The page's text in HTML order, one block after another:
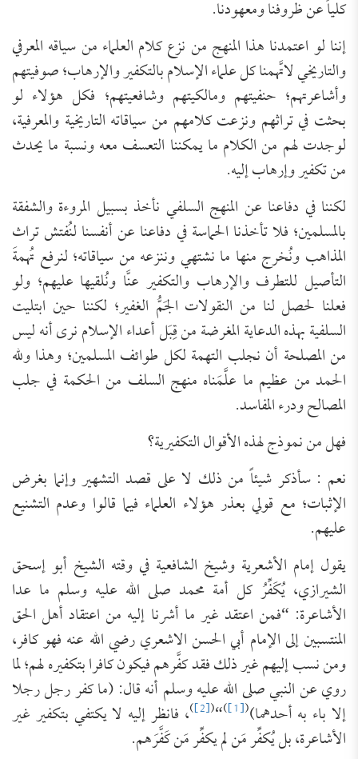
كلياً عن ظروفنا ومعهودنا.
إننا لو اعتمدنا هذا المنهج من نزع كلام العلماء من سياقه المعرفي
والتاريخي لاتَّهمنا كل علماء الإسلام بالتكفير والإرهاب؛ صوفيتهم
وأشاعرتهم؛ حنفيتهم ومالكيتهم وشافعيتهم؛ فكل هؤلاء لو
بحثت في تراثهم ونزعت كلامهم من سياقاته التاريخية والمعرفية،
لوجدت لهم من الكلام ما يمكننا التعسف معه ونسبة ما يحدث
من تكفير وإرهاب إليه.
لكننا في دفاعنا عن المنهج السلفي نأخذ بسبيل المروءة والشفقة
بالمسلمين؛ فلا تأخذنا الحماسة في دفاعنا عن أنفسنا لنُفتش تراث
المذاهب ونُخرج منها ما نشتهي وننزعه من سياقاته؛ لنرفع تُهمةَ
التأصيل للتطرف والإرهاب والتكفير عنَّا ونُلقيها عليهم؛ ولو
فعلنا لحصل لنا من النقولات الجَمُّ الغفير؛ لكننا حين ابتليت
السلفية بهذه الدعاية المغرضة من قِبَل أعداء الإسلام نرى أنه ليس
من المصلحة أن نجلب التهمة لكل طوائف المسلمين؛ وهذا ولله
الحمد من عظيم ما علَّمَناه منهج السلف من الحكمة في جلب
المصالح ودرء المفاسد.
فهل من نموذج لهذه الأقوال التكفيرية؟
نعم : سأذكر شيئاً من ذلك لا على قصد التشهير وإنما بغرض
الإثبات؛ مع قولي بعذر هؤلاء العلماء فيما قالوا وعدم التشنيع
عليهم.
يقول إمام الأشعرية وشيخ الشافعية في وقته الشيخ أبو إسحق
الشيرازي، يُكَفِّرُ كل أمة محمد صلى الله عليه وسلم ما عدا
الأشاعرة: “فمن اعتقد غير ما أشرنا إليه من اعتقاد أهل الحق
المنتسبين إلى الإمام أبي الحسن الاشعري رضي الله عنه فهو كافر،
ومن نسب إليهم غير ذلك فقد كفَّرهم فيكون كافرا بتكفيره لهم؛ لما
روي عن النبي صلى الله عليه وسلم أنه قال: (ما كفر رجل رجلا
إلا باء به أحدهما)(
[1]
)
“
(
[2]
)، فانظر إليه لا يكتفي بتكفير غير
الأشاعرة، بل يُكفِّر مَن لم يكفِّر مَن كَفَّرَهم.